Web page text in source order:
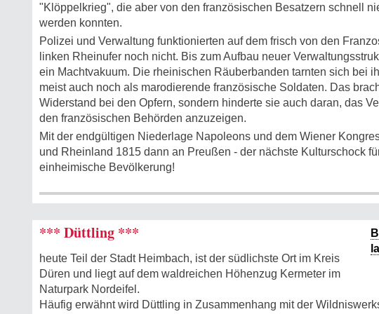
"Klöppelkrieg", die aber von den französischen Besatzern schnell
werden konnten.
Polizei und Verwaltung funktionierten auf dem frisch von den
linken Rheinufer noch nicht. Bis zum Aufbau neuer
ein Machtvakuum. Die rheinischen Räuberbanden tarnten sich bei
meist auch noch als marodierende französische Soldaten. Das
Widerstand bei den Opfern, sondern hinderte sie auch daran, das
den französischen Behörden anzuzeigen.
Mit der endgültigen Niederlage Napoleons und dem Wiener
und Rheinland 1815 dann an Preußen - der nächste Kulturschock
einheimische Bevölkerung!
*** Düttling ***
heute Teil der Stadt Heimbach, ist der südlichste Ort im Kreis
Düren und liegt auf dem waldreichen Höhenzug Kermeter im
Naturpark Nordeifel.
Häufig erwähnt wird Düttling in Zusammenhang mit der